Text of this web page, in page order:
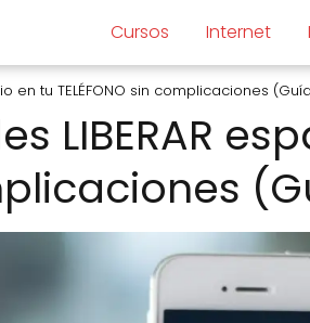
Cursos Internet
en tu TELÉFONO sin complicaciones
LIBERAR